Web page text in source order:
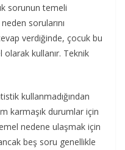
sorunun temeli
sorularını
verdiğinde, çocuk bu
kullanır. Teknik
kullanmadığından
karmaşık durumlar için
nedene ulaşmak için
beş soru genellikle